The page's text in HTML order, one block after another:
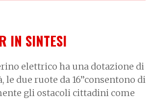
IN SINTESI
elettrico ha una dotazione di
due ruote da 16’’consentono di
gli ostacoli cittadini come